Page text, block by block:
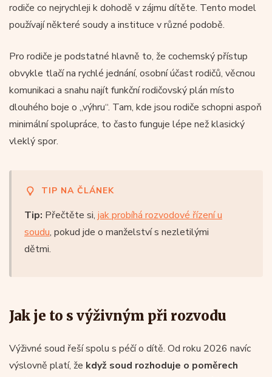
rodiče co nejrychleji k dohodě v zájmu dítěte. Tento model
používají některé soudy a instituce v různé podobě.
Pro rodiče je podstatné hlavně to, že cochemský přístup
obvykle tlačí na rychlé jednání, osobní účast rodičů, věcnou
komunikaci a snahu najít funkční rodičovský plán místo
dlouhého boje o „výhru“. Tam, kde jsou rodiče schopni aspoň
minimální spolupráce, to často funguje lépe než klasický
vleklý spor.
TIP NA ČLÁNEK
Tip: Přečtěte si, jak probíhá rozvodové řízení u
soudu, pokud jde o manželství s nezletilými
dětmi.
Jak je to s výživným při rozvodu
Výživné soud řeší spolu s péčí o dítě. Od roku 2026 navíc
výslovně platí, že když soud rozhoduje o poměrech